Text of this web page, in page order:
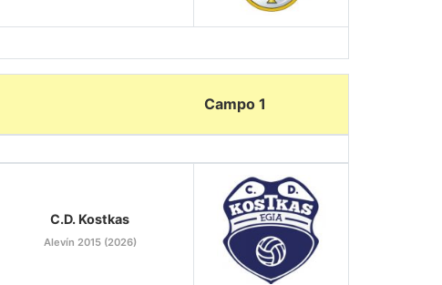
Campo 1
C.D. Kostkas
Alevín 2015 (2026)